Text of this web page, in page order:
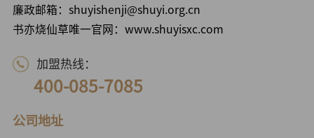
廉政邮箱：shuyishenji@shuyi.org.cn
书亦烧仙草唯一官网：www.shuyisxc.com
加盟热线：
400-085-7085
公司地址